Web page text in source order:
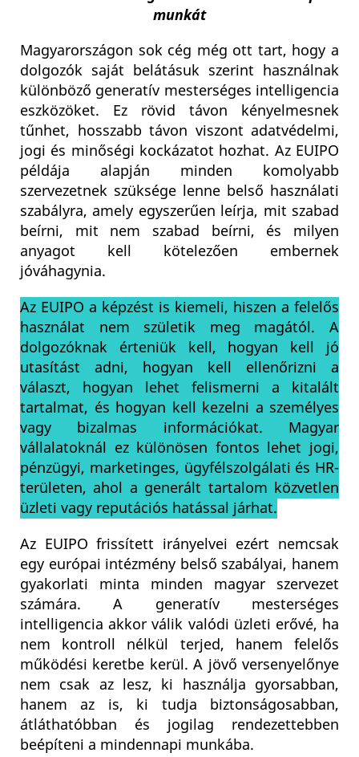
munkát
Magyarországon sok cég még ott tart, hogy a
dolgozók saját belátásuk szerint használnak
különböző generatív mesterséges intelligencia
eszközöket. Ez rövid távon kényelmesnek
tűnhet, hosszabb távon viszont adatvédelmi,
jogi és minőségi kockázatot hozhat. Az EUIPO
példája alapján minden komolyabb
szervezetnek szüksége lenne belső használati
szabályra, amely egyszerűen leírja, mit szabad
beírni, mit nem szabad beírni, és milyen
anyagot kell kötelezően embernek
jóváhagynia.
Az EUIPO a képzést is kiemeli, hiszen a felelős
használat nem születik meg magától. A
dolgozóknak érteniük kell, hogyan kell jó
utasítást adni, hogyan kell ellenőrizni a
választ, hogyan lehet felismerni a kitalált
tartalmat, és hogyan kell kezelni a személyes
vagy bizalmas információkat. Magyar
vállalatoknál ez különösen fontos lehet jogi,
pénzügyi, marketinges, ügyfélszolgálati és HR-
területen, ahol a generált tartalom közvetlen
üzleti vagy reputációs hatással járhat.
Az EUIPO frissített irányelvei ezért nemcsak
egy európai intézmény belső szabályai, hanem
gyakorlati minta minden magyar szervezet
számára. A generatív mesterséges
intelligencia akkor válik valódi üzleti erővé, ha
nem kontroll nélkül terjed, hanem felelős
működési keretbe kerül. A jövő versenyelőnye
nem csak az lesz, ki használja gyorsabban,
hanem az is, ki tudja biztonságosabban,
átláthatóbban és jogilag rendezettebben
beépíteni a mindennapi munkába.